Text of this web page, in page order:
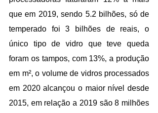
que em 2019, sendo 5.2 bilhões, só de
temperado foi 3 bilhões de reais, o
único tipo de vidro que teve queda
foram os tampos, com 13%, a produção
em m², o volume de vidros processados
em 2020 alcançou o maior nível desde
2015, em relação a 2019 são 8 milhões